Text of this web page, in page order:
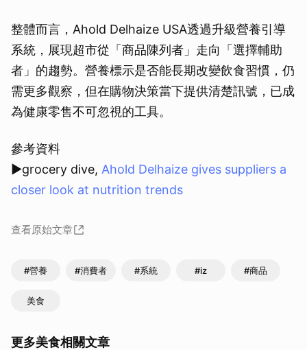
整體而言，Ahold Delhaize USA透過升級營養引導
系統，展現超市從「商品陳列者」走向「選擇輔助
者」的趨勢。營養標示是否能長期改變飲食習慣，仍
需更多觀察，但在購物決策當下提供清楚訊號，已成
為健康零售不可忽視的工具。
參考資料
▶grocery dive, Ahold Delhaize gives suppliers a
closer look at nutrition trends
查看原始文章
#營養 #消費者 #系統 #iz #商品
美食
更多美食相關文章